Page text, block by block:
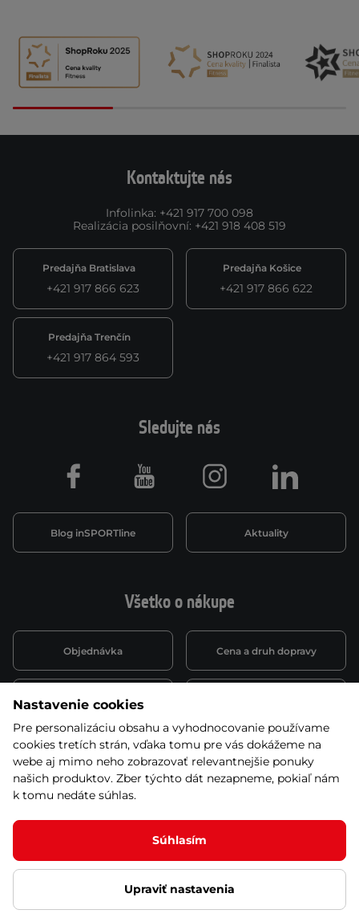
Kontaktujte nás
Infolinka: +421 917 700 098
Realizácia posilňovní: +421 918 408 519
Predajňa Bratislava
+421 917 866 623
Predajňa Košice
+421 917 866 622
Predajňa Trenčín
+421 917 864 593
Všetko o nákupe
Objednávka Cena a druh dopravy
Spôsob platby
Montáž a servis Reklamácie a záruka
Kariéra
Sledujte nás
Blog inSPORTline Aktuality
Facebook Youtube Instagram LinkedIn
© 2026 Stores inSPORTline SK, s.r.o. Všetky práva vyhradené
Ochrana osobných údajov Nastavenie cookies
Nastavenie cookies
Pre personalizáciu obsahu a vyhodnocovanie používame
cookies tretích strán, vďaka tomu pre vás dokážeme na
webe aj mimo neho zobrazovať relevantnejšie ponuky
našich produktov. Zber týchto dát nezapneme, pokiaľ nám
k tomu nedáte súhlas.
Súhlasím
Upraviť nastavenia